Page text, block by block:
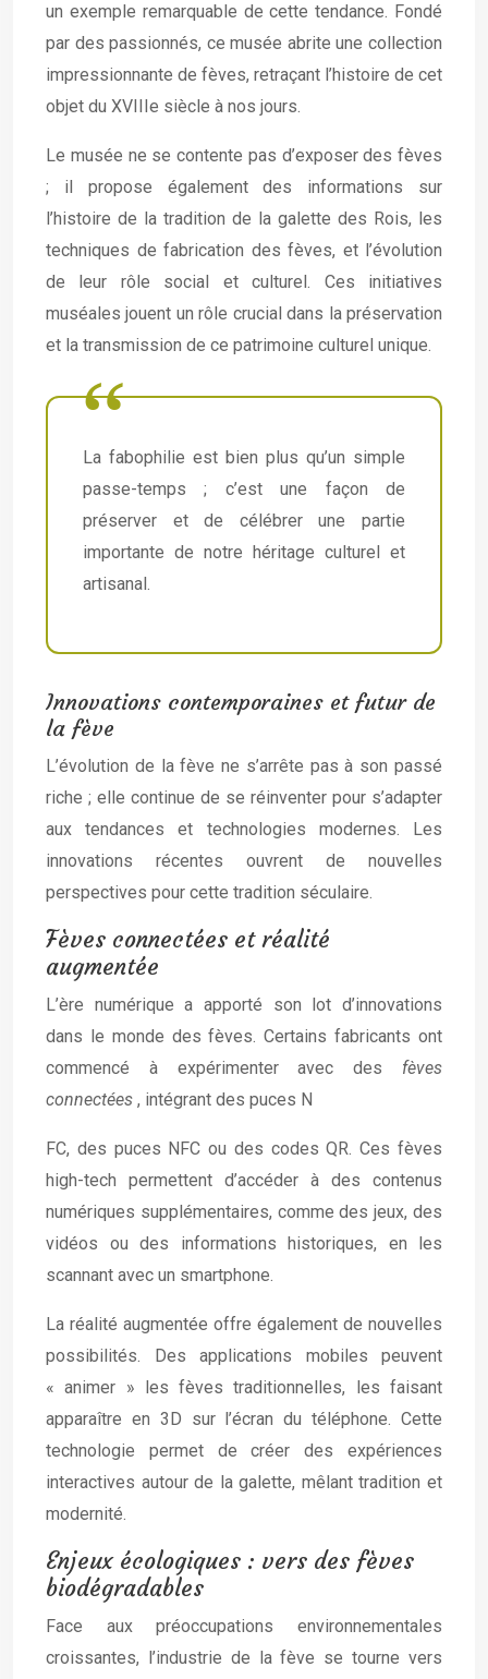
un exemple remarquable de cette tendance. Fondé
par des passionnés, ce musée abrite une collection
impressionnante de fèves, retraçant l’histoire de cet
objet du XVIIIe siècle à nos jours.
Le musée ne se contente pas d’exposer des fèves
; il propose également des informations sur
l’histoire de la tradition de la galette des Rois, les
techniques de fabrication des fèves, et l’évolution
de leur rôle social et culturel. Ces initiatives
muséales jouent un rôle crucial dans la préservation
et la transmission de ce patrimoine culturel unique.
La fabophilie est bien plus qu’un simple
passe-temps ; c’est une façon de
préserver et de célébrer une partie
importante de notre héritage culturel et
artisanal.
Innovations contemporaines et futur de
la fève
L’évolution de la fève ne s’arrête pas à son passé
riche ; elle continue de se réinventer pour s’adapter
aux tendances et technologies modernes. Les
innovations récentes ouvrent de nouvelles
perspectives pour cette tradition séculaire.
Fèves connectées et réalité
augmentée
L’ère numérique a apporté son lot d’innovations
dans le monde des fèves. Certains fabricants ont
commencé à expérimenter avec des fèves
connectées , intégrant des puces N
FC, des puces NFC ou des codes QR. Ces fèves
high-tech permettent d’accéder à des contenus
numériques supplémentaires, comme des jeux, des
vidéos ou des informations historiques, en les
scannant avec un smartphone.
La réalité augmentée offre également de nouvelles
possibilités. Des applications mobiles peuvent
« animer » les fèves traditionnelles, les faisant
apparaître en 3D sur l’écran du téléphone. Cette
technologie permet de créer des expériences
interactives autour de la galette, mêlant tradition et
modernité.
Enjeux écologiques : vers des fèves
biodégradables
Face aux préoccupations environnementales
croissantes, l’industrie de la fève se tourne vers